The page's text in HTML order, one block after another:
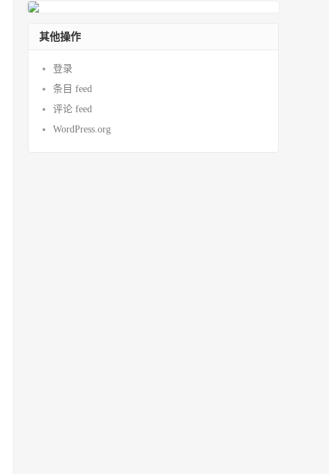
其他操作
登录
条目 feed
评论 feed
WordPress.org